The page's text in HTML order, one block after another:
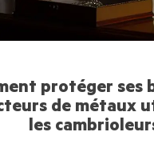
protéger ses
de métaux
les